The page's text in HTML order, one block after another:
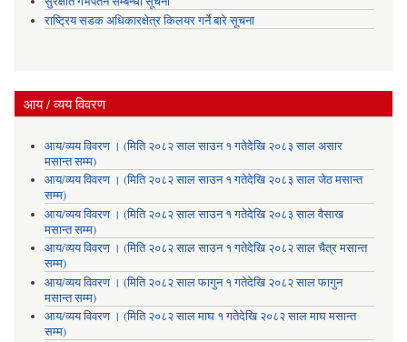
राष्ट्रिय सडक अधिकारक्षेत्र किलयर गर्ने बारे सूचना
आय / व्यय विवरण
आय/व्यय विवरण । (मिति २०८२ साल साउन १ गतेदेखि २०८३ साल असार
मसान्त सम्म)
आय/व्यय विवरण । (मिति २०८२ साल साउन १ गतेदेखि २०८३ साल जेठ मसान्त
सम्म)
आय/व्यय विवरण । (मिति २०८२ साल साउन १ गतेदेखि २०८३ साल वैसाख
मसान्त सम्म)
आय/व्यय विवरण । (मिति २०८२ साल साउन १ गतेदेखि २०८२ साल चैत्र मसान्त
सम्म)
आय/व्यय विवरण । (मिति २०८२ साल फागुन १ गतेदेखि २०८२ साल फागुन
मसान्त सम्म)
आय/व्यय विवरण । (मिति २०८२ साल माघ १ गतेदेखि २०८२ साल माघ मसान्त
सम्म)